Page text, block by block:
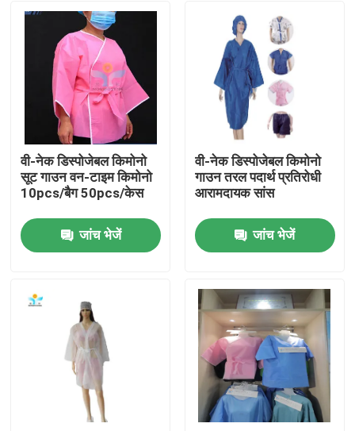
उत्पादों
हमारे बारे में
कारखाना भ्रमण
गुणवत्ता नियंत्रण
संपर्क करें
डिस्पोजेबल सुरक्षात्मक पहनें
डिस्पोजेबल सुरक्षात्मक सूट
डिस्पोजेबल सुरक्षात्मक आवरण
वी-नेक डिस्पोजेबल किमोनो
सूट गाउन वन-टाइम किमोनो
10pcs/बैग 50pcs/केस
जांच भेजें
वी-नेक डिस्पोजेबल किमोनो
गाउन तरल पदार्थ प्रतिरोधी
आरामदायक सांस
जांच भेजें